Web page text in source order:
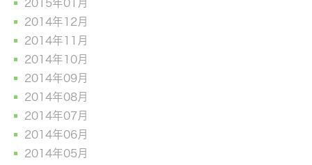
2015年01月
2014年12月
2014年11月
2014年10月
2014年09月
2014年08月
2014年07月
2014年06月
2014年05月